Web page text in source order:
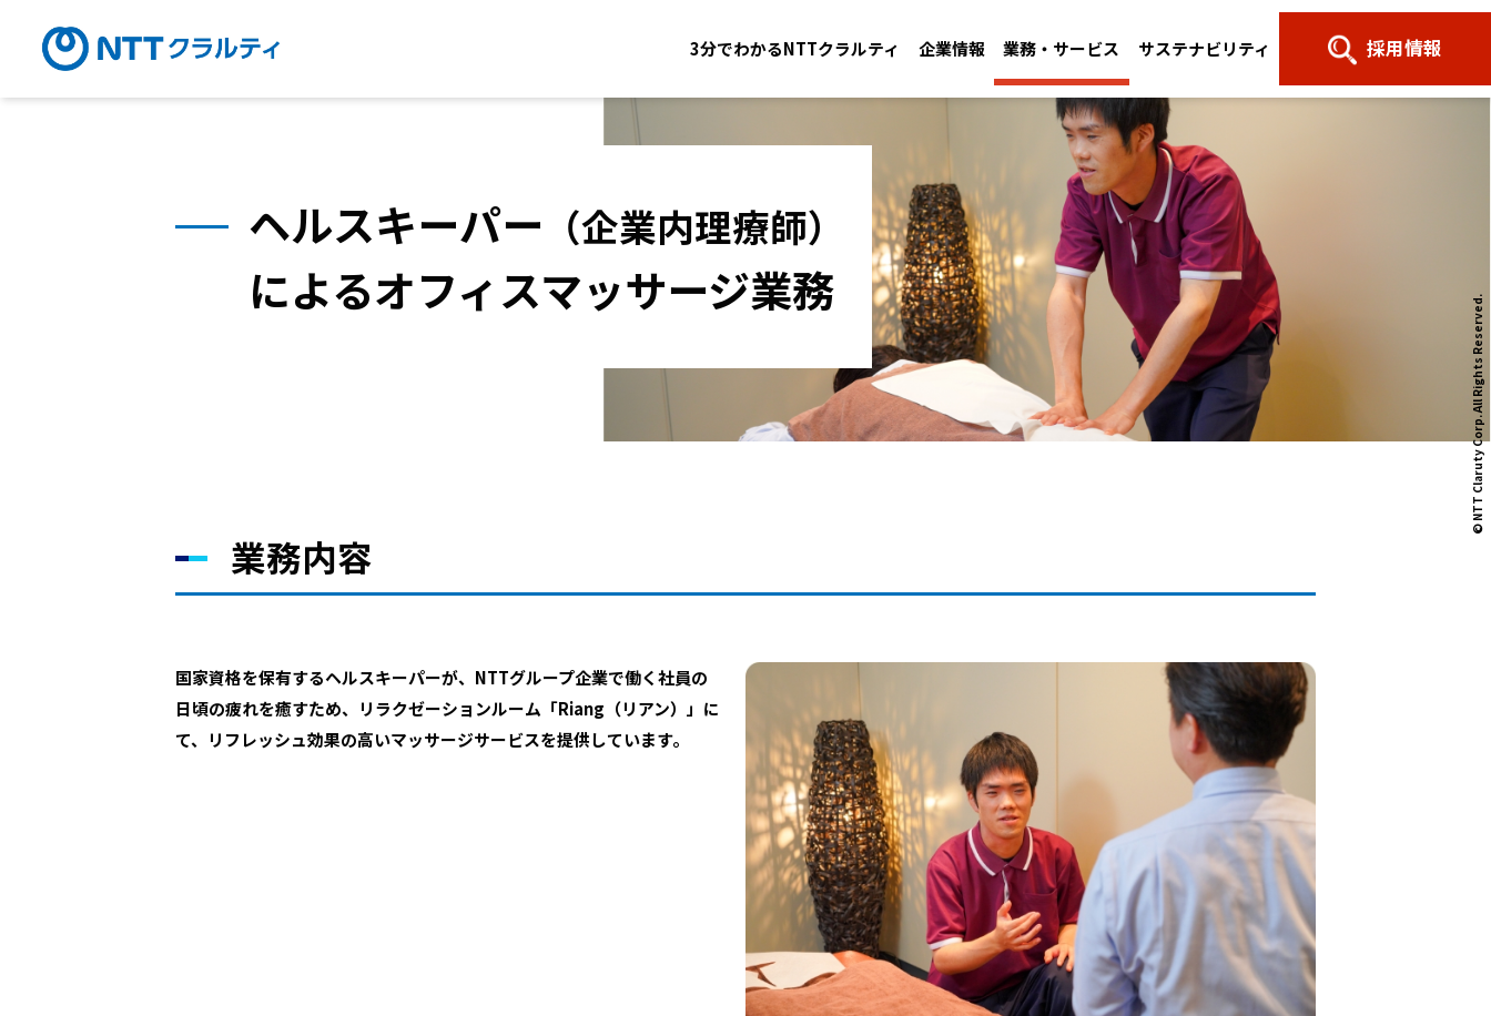
3分でわかるNTTクラルティ 企業情報 業務・サービス サステナビリティ 採用情報
ヘルスキーパー （企業内理療師）
によるオフィスマッサージ業務
業務内容
国家資格を保有するヘルスキーパーが、NTTグループ企業で働く社員の
日頃の疲れを癒すため、リラクゼーションルーム「Riang（リアン）」に
て、リフレッシュ効果の高いマッサージサービスを提供しています。
© NTT Claruty Corp.
All Rights Reserved.